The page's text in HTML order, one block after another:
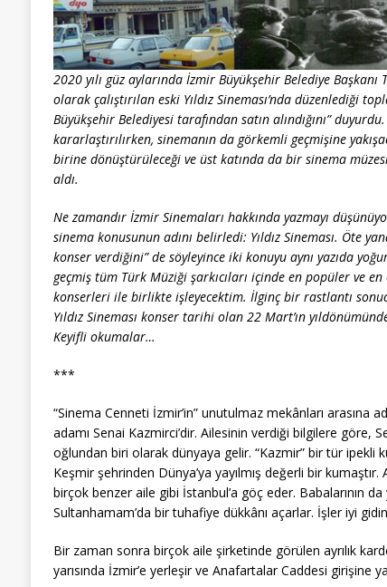
2020 yılı güz aylarında İzmir Büyükşehir Belediye
olarak çalıştırılan eski Yıldız Sineması’nda düzenlediği
Büyükşehir Belediyesi tarafından satın alındığını”
kararlaştırılırken, sinemanın da görkemli geçmişine
birine dönüştürüleceği ve üst katında da bir sinema müzesi
aldı.
Ne zamandır İzmir Sinemaları hakkında yazmayı
sinema konusunun adını belirledi: Yıldız Sineması. Öte
konser verdiğini” de söyleyince iki konuyu aynı yazıda
geçmiş tüm Türk Müziği şarkıcıları içinde en popüler ve
konserleri ile birlikte işleyecektim. İlginç bir rastlantı
Yıldız Sineması konser tarihi olan 22 Mart’ın
Keyifli okumalar…
***
“Sinema Cenneti İzmir’in” unutulmaz mekânları arasına
adamı Senai Kazmirci’dir. Ailesinin verdiği bilgilere göre,
oğlundan biri olarak dünyaya gelir. “Kazmir” bir tür ipekli
Keşmir şehrinden Dünya’ya yayılmış değerli bir
birçok benzer aile gibi İstanbul’a göç eder. Babalarının
Sultanhamam’da bir tuhafiye dükkânı açarlar. İşler iyi
Bir zaman sonra birçok aile şirketinde görülen ayrılık
yarısında İzmir’e yerleşir ve Anafartalar Caddesi girişine